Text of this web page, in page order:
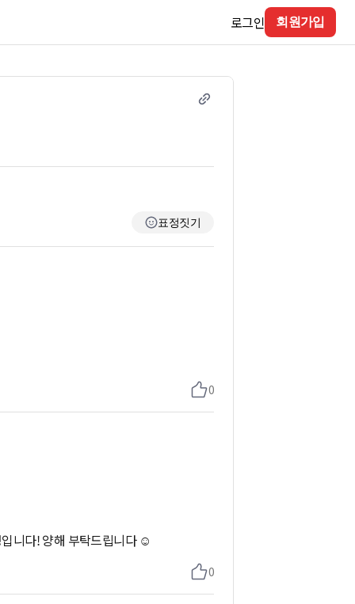
로그인 회원가입
표정짓기
0
니다! 양해 부탁드립니다 ☺️
0